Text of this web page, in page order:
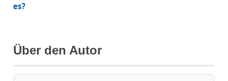
es?
Über den Autor